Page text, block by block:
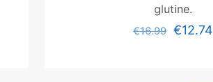
glutine.
€16.99 €12.74